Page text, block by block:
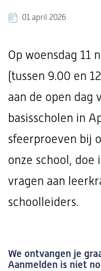
01 april 2026
Op woensdag 11
(tussen 9.00 en
aan de open dag
basisscholen in
sfeerproeven bij
onze school, doe
vragen aan
schoolleiders.
We ontvangen je
Aanmelden is niet